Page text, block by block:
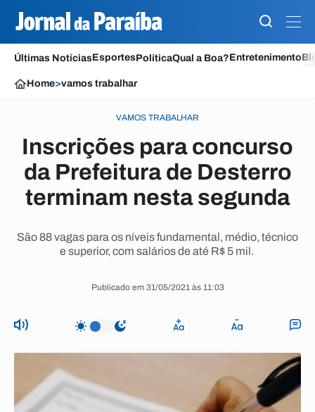
Últimas NotíciasEsportesPolíticaQual a Boa?Entretenimento
Home>vamos trabalhar
VAMOS TRABALHAR
Inscrições para concurso
da Prefeitura de Desterro
terminam nesta segunda
São 88 vagas para os níveis fundamental, médio, técnico
e superior, com salários de até R$ 5 mil.
Publicado em 31/05/2021 às 11:03